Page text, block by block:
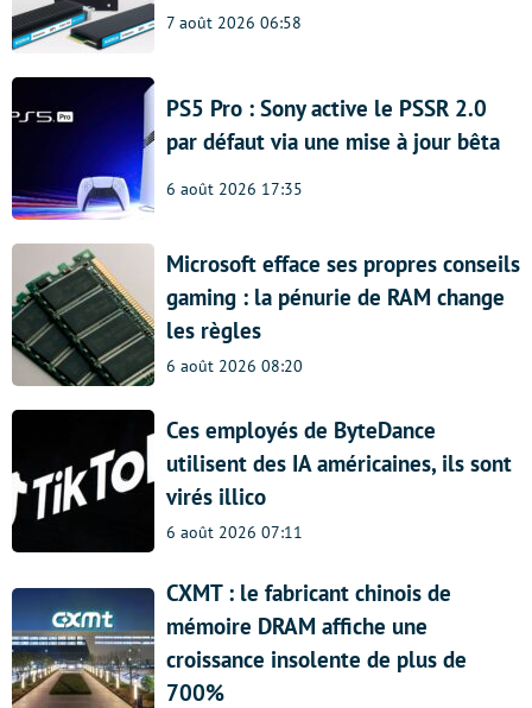
7 août 2026 06:58
PS5 Pro : Sony active le PSSR 2.0
par défaut via une mise à jour bêta
6 août 2026 17:35
Microsoft efface ses propres conseils
gaming : la pénurie de RAM change
les règles
6 août 2026 08:20
Ces employés de ByteDance
utilisent des IA américaines, ils sont
virés illico
6 août 2026 07:11
CXMT : le fabricant chinois de
mémoire DRAM affiche une
croissance insolente de plus de
700%